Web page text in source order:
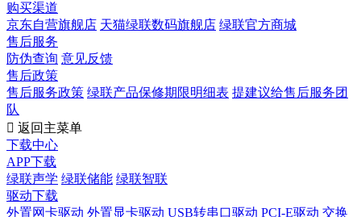
购买渠道
京东自营旗舰店 天猫绿联数码旗舰店 绿联官方商城
售后服务
防伪查询 意见反馈
售后政策
售后服务政策 绿联产品保修期限明细表 提建议给售后服务团
队
 返回主菜单
下载中心
APP下载
绿联声学 绿联储能 绿联智联
驱动下载
外置网卡驱动 外置显卡驱动 USB转串口驱动 PCI-E驱动 交换